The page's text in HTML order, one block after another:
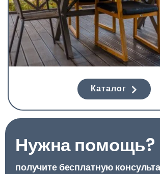
Каталог
Нужна помощь?
получите бесплатную